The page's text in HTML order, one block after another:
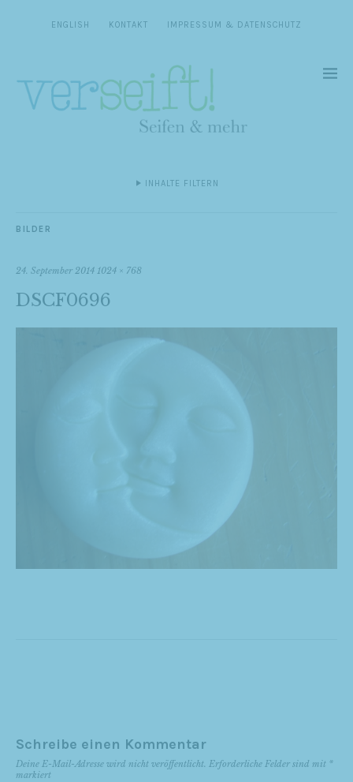
ENGLISH KONTAKT IMPRESSUM & DATENSCHUTZ
INHALTE FILTERN
BILDER
24. September 2014 1024 × 768
DSCF0696
Schreibe einen Kommentar
Deine E-Mail-Adresse wird nicht veröffentlicht. Erforderliche Felder sind mit *
markiert